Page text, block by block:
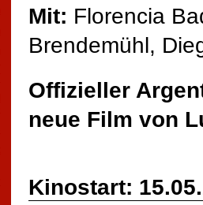
Mit: Florencia
Brendemühl,
Offizieller
neue Film von
Kinostart: